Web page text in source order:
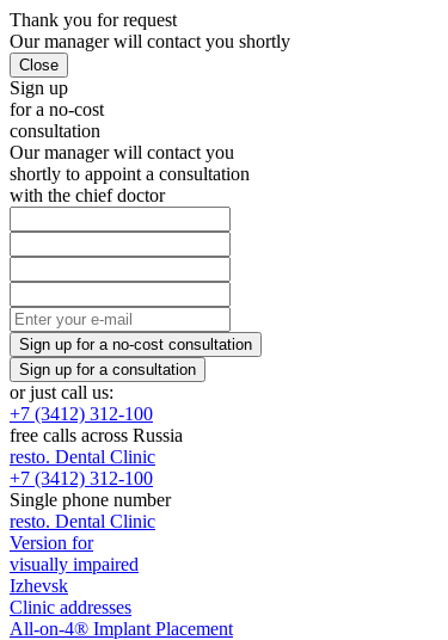
Thank you for request
Our manager will contact you shortly
Sign up
for a no-cost
consultation
Our manager will contact you
shortly to appoint a consultation
with the chief doctor
or just call us:
+7 (3412) 312-100
free calls across Russia
resto. Dental Clinic
+7 (3412) 312-100
Single phone number
resto. Dental Clinic
Version for
visually impaired
Izhevsk
Clinic addresses
All-on-4® Implant Placement